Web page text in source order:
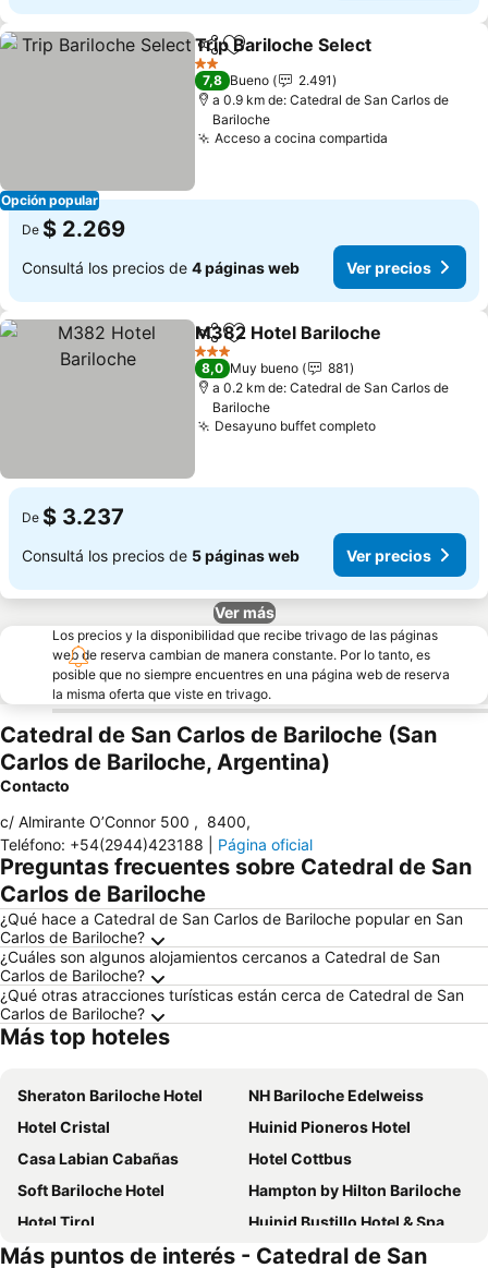
Opción popular
Compartir
Añadir a favoritos
Trip Bariloche Select
2 Estrellas
7,8 Bueno
2.491
a 0.9 km de: Catedral de San Carlos de
Bariloche
Acceso a cocina compartida
De $ 2.269
Consultá los precios de 4 páginas web Ver precios
CompartirAñadir a favoritos
M382 Hotel Bariloche
3 Estrellas
8,0 Muy bueno
881
a 0.2 km de: Catedral de San Carlos de
Bariloche
Desayuno buffet completoVer precios
De $ 3.237
Consultá los precios de 5 páginas web Ver precios
Ver más
Los precios y la disponibilidad que recibe trivago de las páginas
web de reserva cambian de manera constante. Por lo tanto, es
posible que no siempre encuentres en una página web de reserva
la misma oferta que viste en trivago.
Catedral de San Carlos de Bariloche (San
Carlos de Bariloche, Argentina)
Contacto
c/ Almirante O’Connor 500 , 8400,
Teléfono: +54(2944)423188 Página oficial
Preguntas frecuentes sobre Catedral de San
Carlos de Bariloche
¿Qué hace a Catedral de San Carlos de Bariloche popular en San
Carlos de Bariloche?
¿Cuáles son algunos alojamientos cercanos a Catedral de San
Carlos de Bariloche?
¿Qué otras atracciones turísticas están cerca de Catedral de San
Carlos de Bariloche?
Más top hoteles
Sheraton Bariloche Hotel
NH Bariloche Edelweiss
Hotel Cristal
Huinid Pioneros Hotel
Casa Labian Cabañas
Hotel Cottbus
Soft Bariloche Hotel
Hampton by Hilton Bariloche
Hotel Tirol
Huinid Bustillo Hotel & Spa
Kenton Palace Bariloche
Apart Del Lago
Más puntos de interés - Catedral de San